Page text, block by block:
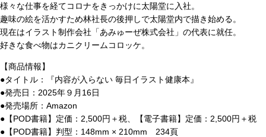
様々な仕事を経てコロナをきっかけに太陽堂に入社。
趣味の絵を活かすため林社長の後押しで太陽堂内で描き始める。
現在はイラスト制作会社「あみゅーぜ株式会社」の代表に就任。
好きな食べ物はカニクリームコロッケ。
【商品情報】
●タイトル：『内容が入らない 毎日イラスト健康本』
●発売日：2025年９月16日
●発売場所：Amazon
●【POD書籍】定価：2,500円＋税、【電子書籍】定価：2,500円＋税
●【POD書籍】判型：148mm × 210mm 234頁